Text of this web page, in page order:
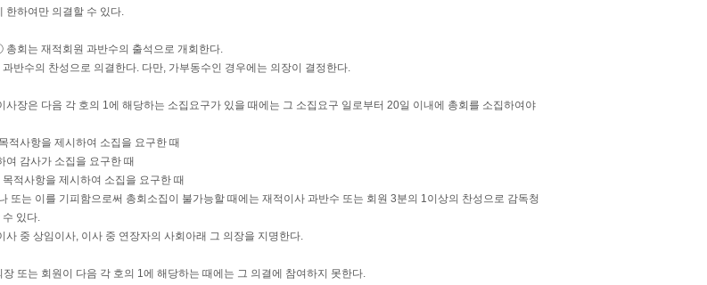
하여만 의결할 수 있다.
총회는 재적회원 과반수의 출석으로 개회한다.
반수의 찬성으로 의결한다. 다만, 가부동수인 경우에는 의장이 결정한다.
장은 다음 각 호의 1에 해당하는 소집요구가 있을 때에는 그 소집요구 일로부터 20일 이내에 총회를 소집하여야
적사항을 제시하여 소집을 요구한 때
여 감사가 소집을 요구한 때
적사항을 제시하여 소집을 요구한 때
또는 이를 기피함으로써 총회소집이 불가능할 때에는 재적이사 과반수 또는 회원 3분의 1이상의 찬성으로 감독청
수 있다.
중 상임이사, 이사 중 연장자의 사회아래 그 의장을 지명한다.
장 또는 회원이 다음 각 호의 1에 해당하는 때에는 그 의결에 참여하지 못한다.